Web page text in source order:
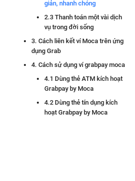
giản, nhanh chóng
2.3 Thanh toán một vài dịch
vụ trong đời sống
3. Cách liên kết ví Moca trên ứng
dụng Grab
4. Cách sử dụng ví grabpay moca
4.1 Dùng thẻ ATM kích hoạt
Grabpay by Moca
4.2 Dùng thẻ tín dụng kích
hoạt Grabpay by Moca